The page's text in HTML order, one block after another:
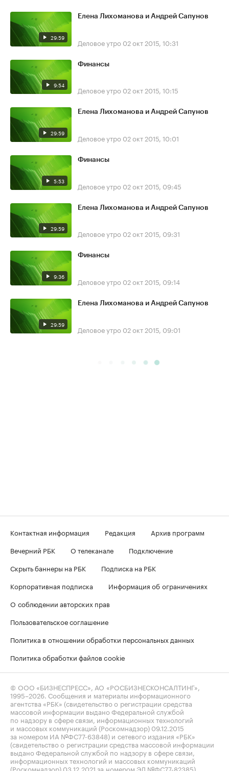
29:59
Елена Лихоманова и Андрей Сапунов
Деловое утро 02 окт 2015, 10:31
9:54
Финансы
Деловое утро 02 окт 2015, 10:15
29:59
Елена Лихоманова и Андрей Сапунов
Деловое утро 02 окт 2015, 10:01
5:53
Финансы
Деловое утро 02 окт 2015, 09:45
29:59
Елена Лихоманова и Андрей Сапунов
Деловое утро 02 окт 2015, 09:31
9:36
Финансы
Деловое утро 02 окт 2015, 09:14
29:59
Елена Лихоманова и Андрей Сапунов
Деловое утро 02 окт 2015, 09:01
Контактная информация Редакция
Архив программ
Вечерний РБК
О телеканале
Подключение
Скрыть баннеры на РБК
Подписка на РБК
Корпоративная подписка
Информация об ограничениях
О соблюдении авторских прав
Пользовательское соглашение
Политика в отношении обработки персональных данных
Политика обработки файлов cookie
© ООО «БИЗНЕСПРЕСС», АО «РОСБИЗНЕСКОНСАЛТИНГ»,
1995–2026 . Сообщения и материалы информационного
агентства «РБК» (свидетельство о регистрации средства
массовой информации выдано Федеральной службой
по надзору в сфере связи, информационных технологий
и массовых коммуникаций (Роскомнадзор) 09.12.2015
за номером ИА №ФС77-63848) и сетевого издания «РБК»
(свидетельство о регистрации средства массовой информации
выдано Федеральной службой по надзору в сфере связи,
информационных технологий и массовых коммуникаций
(Роскомнадзор) 03.12.2021 за номером ЭЛ №ФС77-82385)